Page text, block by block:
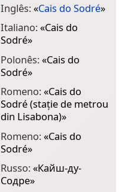
Inglês:«Cais do Sodré»
Italiano:«Cais do
Sodré»
Polonês:«Cais do
Sodré»
Romeno:«Cais do
Sodré (stație de metrou
din Lisabona)»
Romeno:«Cais do
Sodré»
Russo:«Кайш-ду-
Содре»